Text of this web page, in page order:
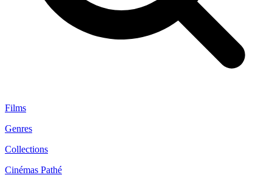
Films
Genres
Collections
Cinémas Pathé